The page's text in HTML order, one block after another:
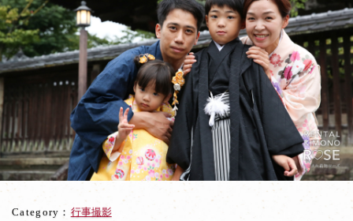
都・
八
坂
庚
申
堂
と
タ
ジ
オ
で
Category： 行事撮影